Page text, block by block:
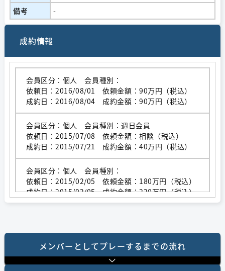
備考 -
成約情報
会員区分：個人 会員種別：
依頼日：2016/08/01 依頼金額：90万円（税込）
成約日：2016/08/04 成約金額：90万円（税込）
会員区分：個人 会員種別：週日会員
依頼日：2015/07/08 依頼金額：相談（税込）
成約日：2015/07/21 成約金額：40万円（税込）
会員区分：個人 会員種別：
依頼日：2015/02/05 依頼金額：180万円（税込）
成約日：2015/02/05 成約金額：220万円（税込）
会員区分：個人 会員種別：週日会員
メンバーとしてプレーするまでの流れ